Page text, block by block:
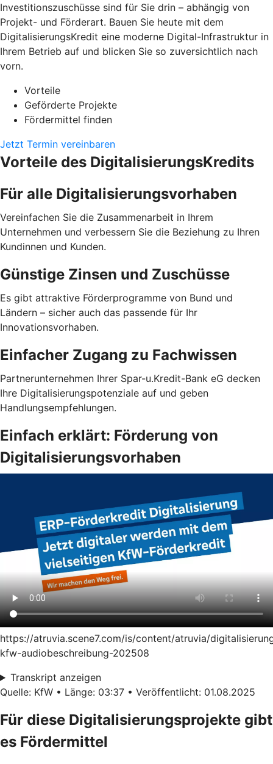
Investitionszuschüsse sind für Sie drin – abhängig von
Projekt- und Förderart. Bauen Sie heute mit dem
DigitalisierungsKredit eine moderne Digital-Infrastruktur in
Ihrem Betrieb auf und blicken Sie so zuversichtlich nach
vorn.
Vorteile
Geförderte Projekte
Fördermittel finden
Jetzt Termin vereinbaren
Vorteile des DigitalisierungsKredits
Für alle Digitalisierungsvorhaben
Vereinfachen Sie die Zusammenarbeit in Ihrem
Unternehmen und verbessern Sie die Beziehung zu Ihren
Kundinnen und Kunden.
Günstige Zinsen und Zuschüsse
Es gibt attraktive Förderprogramme von Bund und
Ländern – sicher auch das passende für Ihr
Innovationsvorhaben.
Einfacher Zugang zu Fachwissen
Partnerunternehmen Ihrer Spar-u.Kredit-Bank eG decken
Ihre Digitalisierungspotenziale auf und geben
Handlungsempfehlungen.
Einfach erklärt: Förderung von
Digitalisierungsvorhaben
https://atruvia.scene7.com/is/content/atruvia/
kfw-audiobeschreibung-202508
Transkript anzeigen
Quelle: KfW • Länge: 03:37 • Veröffentlicht: 01.08.2025
Für diese Digitalisierungsprojekte gibt
es Fördermittel